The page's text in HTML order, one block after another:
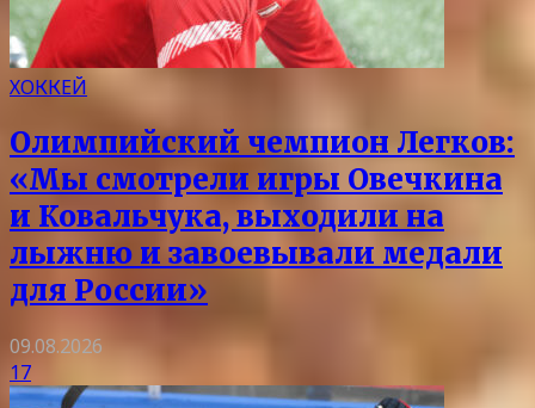
ХОККЕЙ
Олимпийский чемпион Легков:
«Мы смотрели игры Овечкина
и Ковальчука, выходили на
лыжню и завоевывали медали
для России»
09.08.2026
17